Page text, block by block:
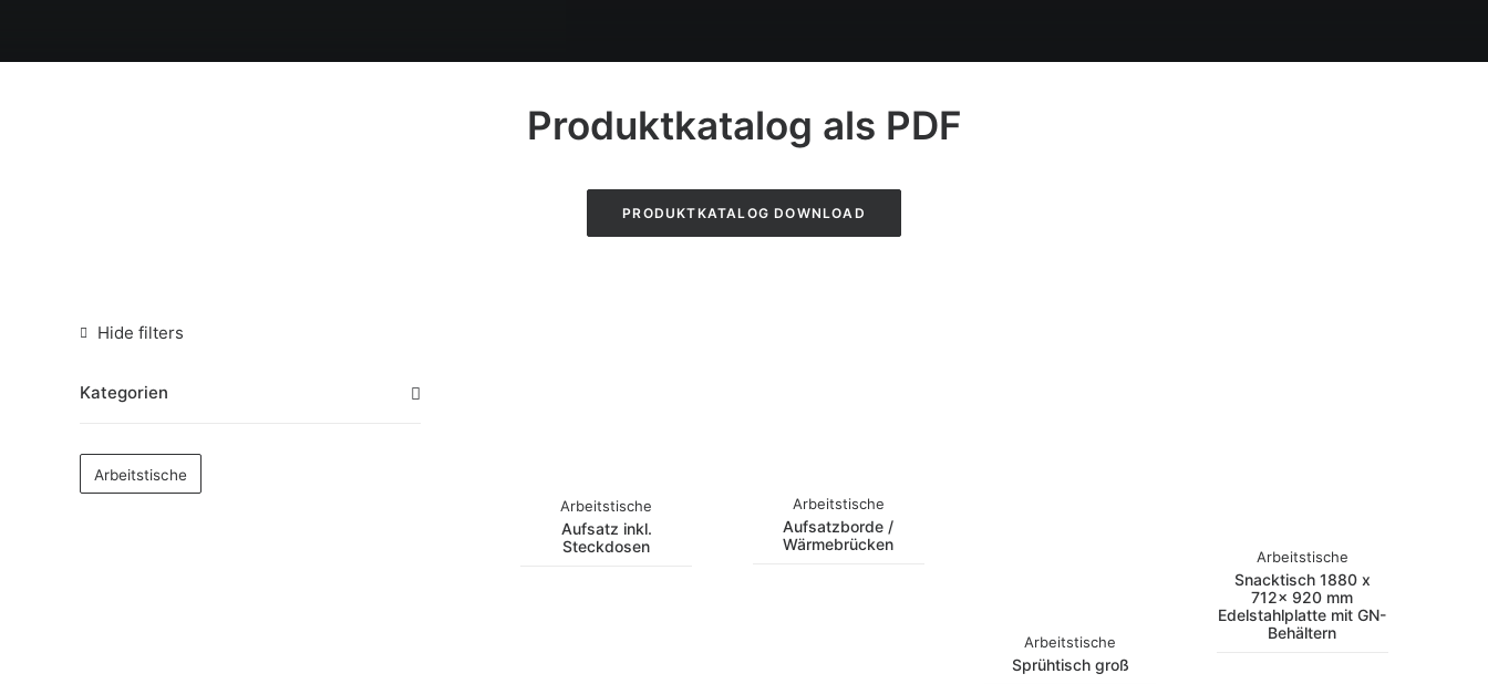
Produktkatalog als PDF
PRODUKTKATALOG DOWNLOAD
Hide filters
Kategorien
Arbeitstische
Arbeitstische
Aufsatz inkl.
Steckdosen
Arbeitstische
Aufsatzborde /
Wärmebrücken
Arbeitstische
Sprühtisch groß
Arbeitstische
Snacktisch 1880 x
712x 920 mm
Edelstahlplatte mit GN-
Behältern